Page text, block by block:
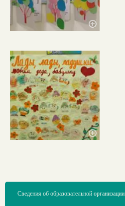
Сведения об образовательной организации